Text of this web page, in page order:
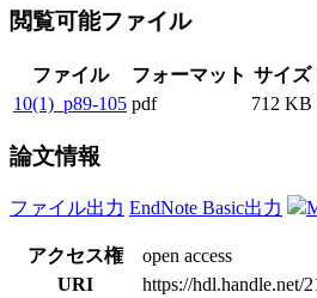
閲覧可能ファイル
ファイル フォーマット サイズ
10(1)_p89-105 pdf 712 KB
論文情報
ファイル出力 EndNote Basic出力
アクセス権
open access
URI
https://hdl.handle.net/